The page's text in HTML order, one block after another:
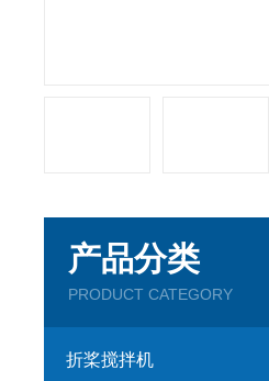
产品分类
PRODUCT CATEGORY
折桨搅拌机